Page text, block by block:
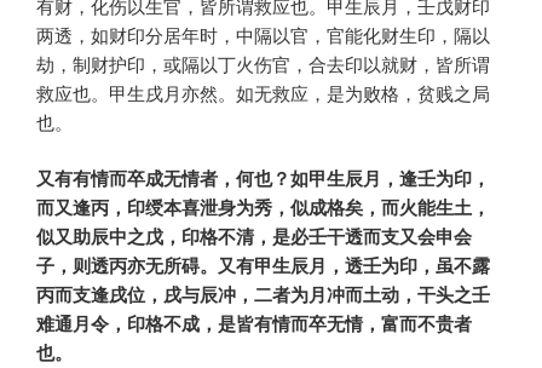
有财，化伤以生官，皆所谓救应也。甲生辰月，壬戊财印
两透，如财印分居年时，中隔以官，官能化财生印，隔以
劫，制财护印，或隔以丁火伤官，合去印以就财，皆所谓
救应也。甲生戌月亦然。如无救应，是为败格，贫贱之局
也。
又有有情而卒成无情者，何也？如甲生辰月，逢壬为印，
而又逢丙，印绶本喜泄身为秀，似成格矣，而火能生土，
似又助辰中之戊，印格不清，是必壬干透而支又会申会
子，则透丙亦无所碍。又有甲生辰月，透壬为印，虽不露
丙而支逢戌位，戌与辰冲，二者为月冲而土动，干头之壬
难通月令，印格不成，是皆有情而卒无情，富而不贵者
也。